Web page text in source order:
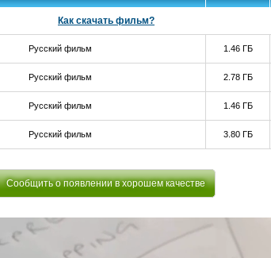
Как скачать фильм?
Русский фильм 1.46 ГБ
Русский фильм 2.78 ГБ
Русский фильм 1.46 ГБ
Русский фильм 3.80 ГБ
Сообщить о появлении в хорошем качестве